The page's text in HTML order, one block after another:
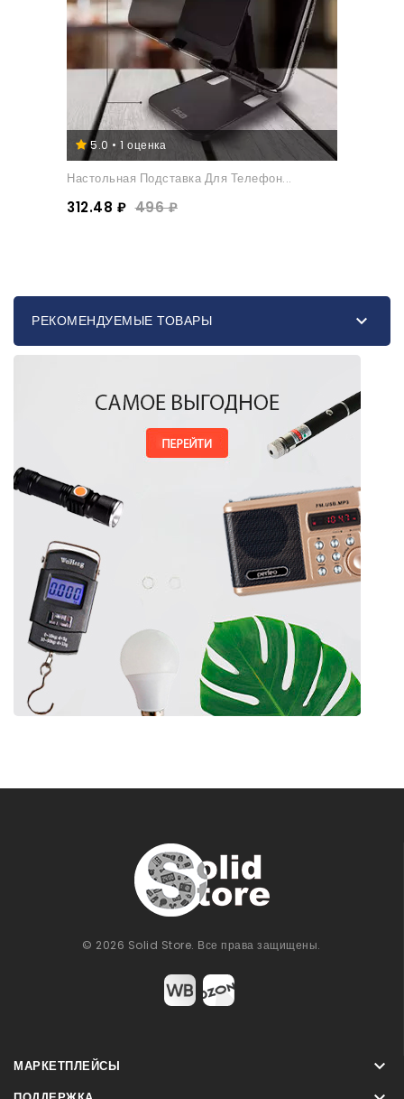
5.0 • 1 оценка
Настольная Подставка Для Телефон...
312.48 ₽ 496 ₽
РЕКОМЕНДУЕМЫЕ ТОВАРЫ 
© 2026 Solid Store. Все права защищены.
МАРКЕТПЛЕЙСЫ 